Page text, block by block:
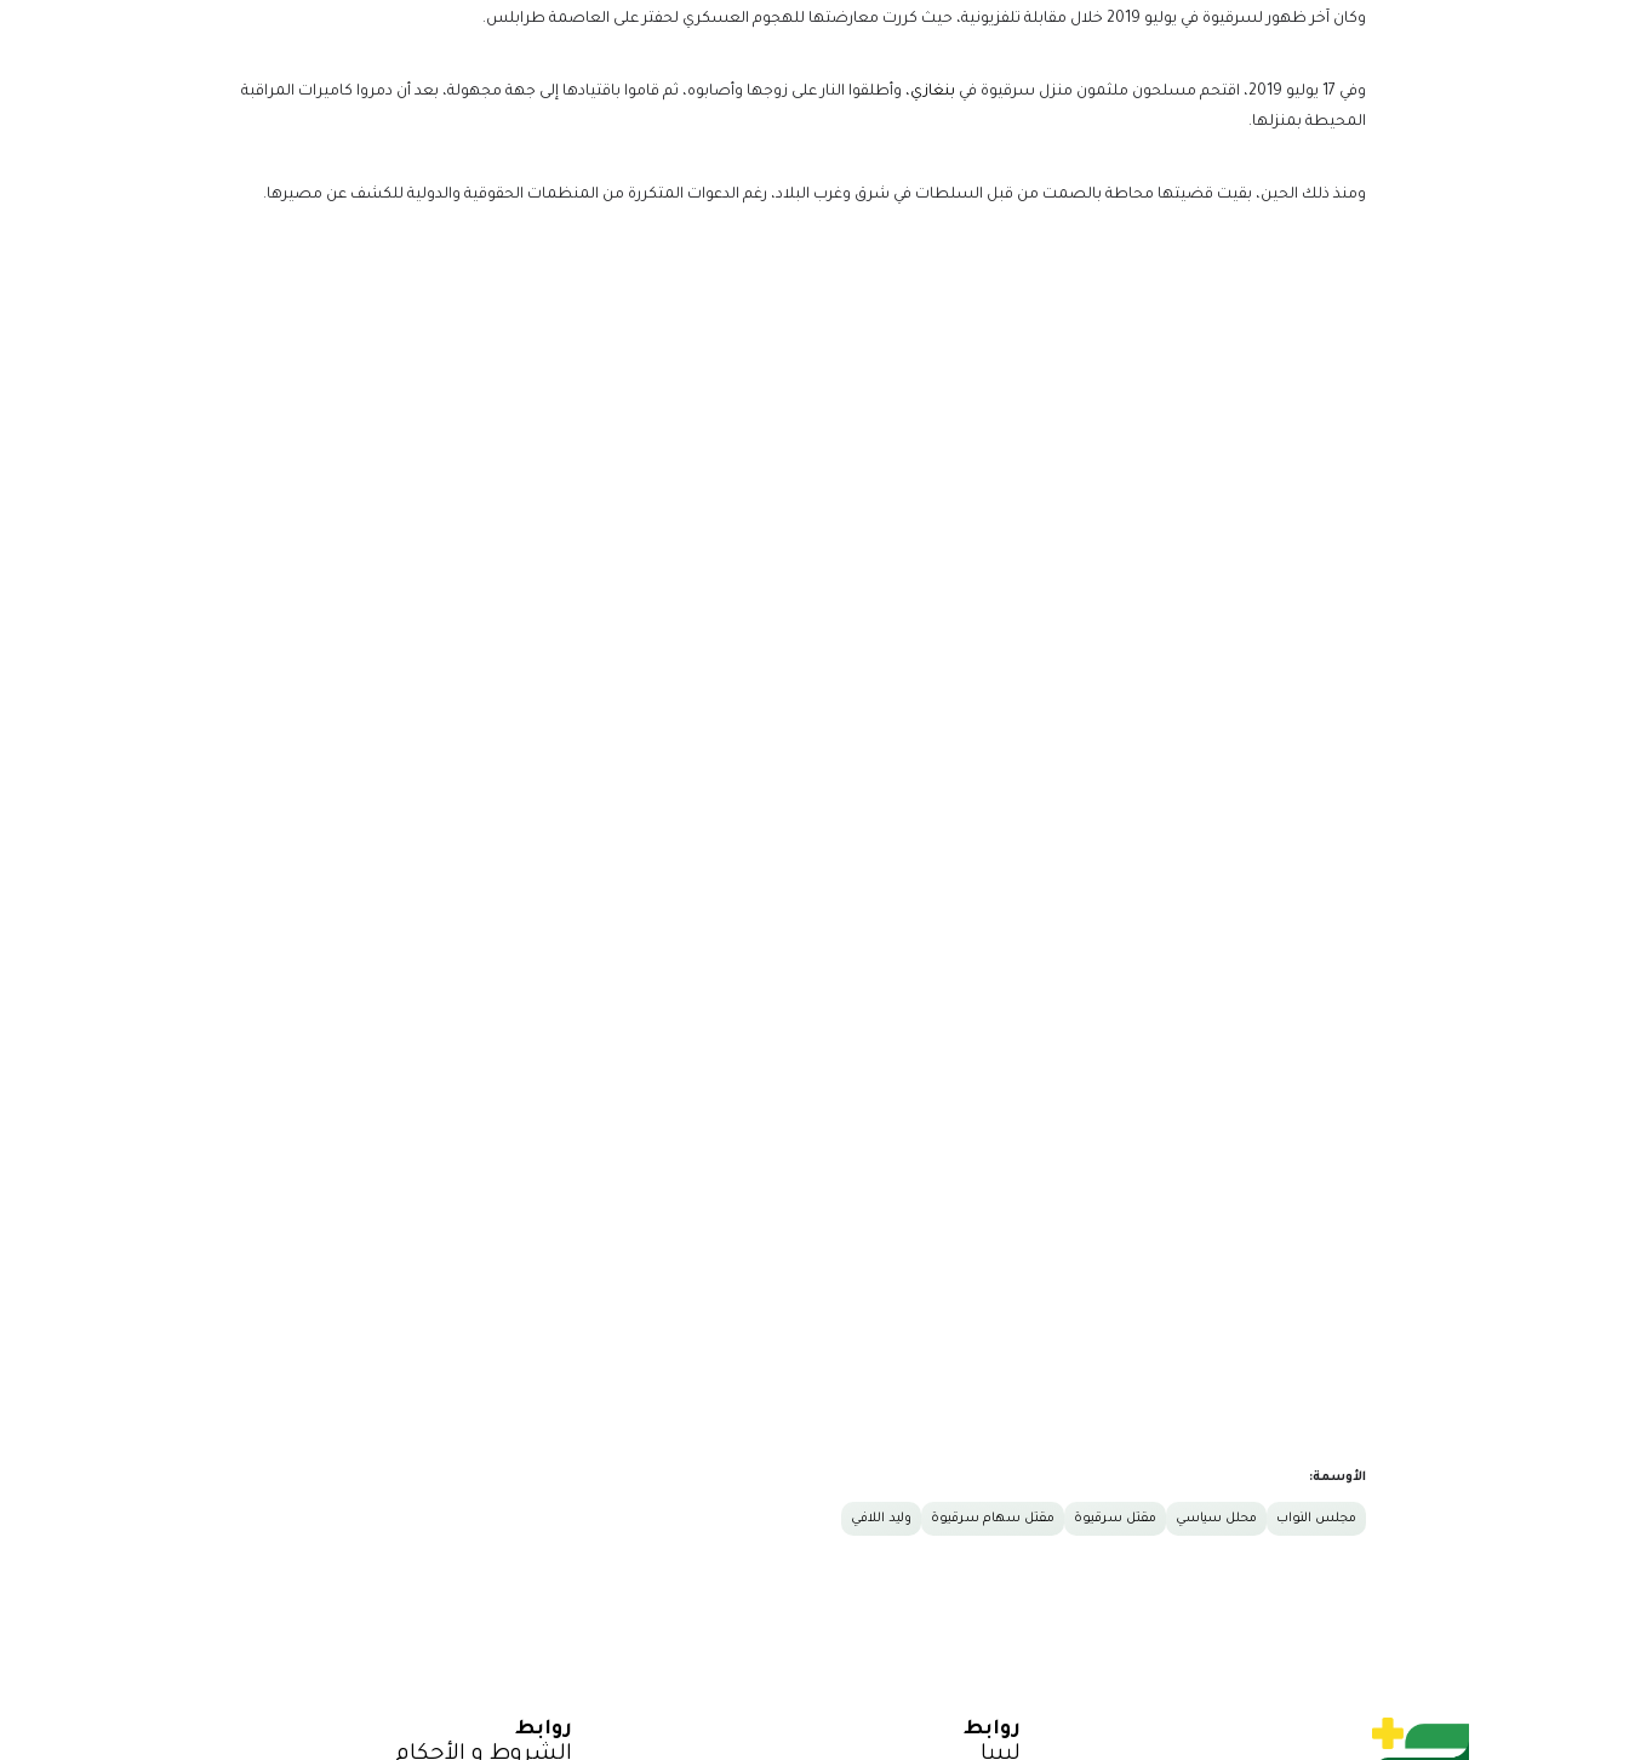
وكان آخر ظهور لسرقيوة في يوليو 2019 خلال مقابلة تلفزيونية، حيث كررت معارضتها للهجوم العسكري لحفتر على العاصمة طرابلس.
وفي 17 يوليو 2019، اقتحم مسلحون ملثمون منزل سرقيوة في بنغازي، وأطلقوا النار على زوجها وأصابوه، ثم قاموا باقتيادها إلى جهة مجهولة، بعد أن دمروا كاميرات المراقبة
المحيطة بمنزلها.
ومنذ ذلك الحين، بقيت قضيتها محاطة بالصمت من قبل السلطات في شرق وغرب البلاد، رغم الدعوات المتكررة من المنظمات الحقوقية والدولية للكشف عن مصيرها.
الأوسمة:
مجلس النواب محلل سياسي مقتل سرقيوة مقتل سهام سرقيوة وليد اللافي
روابط
ليبيا
روابط
الشروط و الأحكام